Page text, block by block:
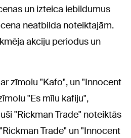
un izteica iebildumus
neatbilda noteiktajām.
akciju periodus un
zīmolu "Kafo", un "Innocent
"Es mīlu kafiju",
"Rickman Trade" noteiktās
Trade" un "Innocent